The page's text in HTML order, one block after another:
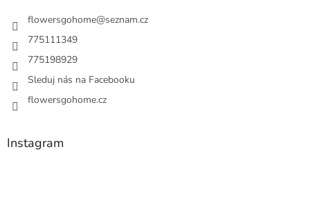
flowersgohome@seznam.cz
775111349
775198929
Sleduj nás na Facebooku
flowersgohome.cz
Instagram